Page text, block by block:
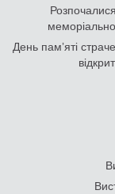
День памʼяті